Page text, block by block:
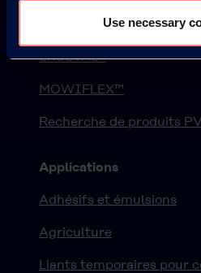
Use necessary
ELVANOL™
EXCEVAL™
MOWIFLEX™
Recherche de produits
Applications
Adhésifs et émulsions
Agriculture
Liants temporaires pour